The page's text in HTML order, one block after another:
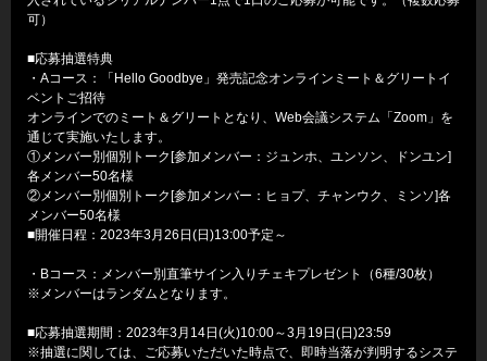
可）
■応募抽選特典
・Aコース：「Hello Goodbye」発売記念オンラインミート＆グリートイ
ベントご招待
オンラインでのミート＆グリートとなり、Web会議システム「Zoom」を
通じて実施いたします。
①メンバー別個別トーク[参加メンバー：ジュンホ、ユンソン、ドンユン]
各メンバー50名様
②メンバー別個別トーク[参加メンバー：ヒョプ、チャンウク、ミンソ]各
メンバー50名様
■開催日程：2023年3月26日(日)13:00予定～
・Bコース：メンバー別直筆サイン入りチェキプレゼント（6種/30枚）
※メンバーはランダムとなります。
■応募抽選期間：2023年3月14日(火)10:00～3月19日(日)23:59
※抽選に関しては、ご応募いただいた時点で、即時当落が判明するシステ